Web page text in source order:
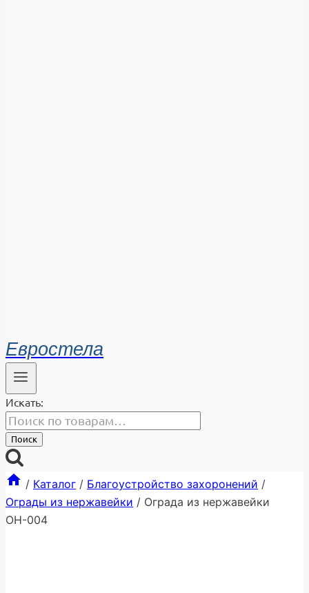
Евростела
Искать:
Поиск
/ Каталог / Благоустройство захоронений /
Ограды из нержавейки / Ограда из нержавейки
ОН-004